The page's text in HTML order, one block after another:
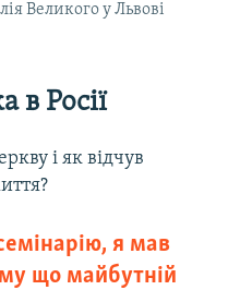
Великого у Львові
в Росії
і як відчув
я мав
що майбутній